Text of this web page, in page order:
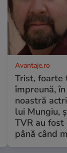
Avantaje.ro
Trist, foarte
împreună,
noastră
lui Mungiu,
TVR au
până când